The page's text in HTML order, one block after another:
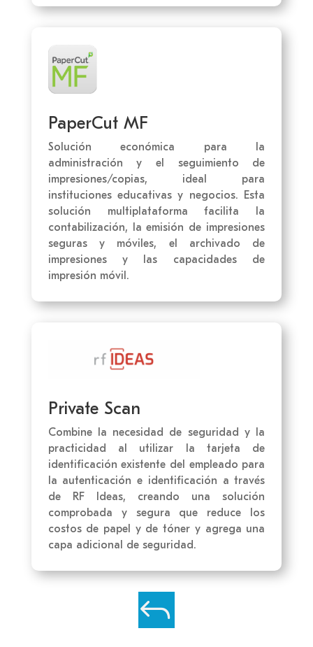
PaperCut MF
Solución económica para la
administración y el seguimiento de
impresiones/copias, ideal para
instituciones educativas y negocios. Esta
solución multiplataforma facilita la
contabilización, la emisión de impresiones
seguras y móviles, el archivado de
impresiones y las capacidades de
impresión móvil.
Private Scan
Combine la necesidad de seguridad y la
practicidad al utilizar la tarjeta de
identificación existente del empleado para
la autenticación e identificación a través
de RF Ideas, creando una solución
comprobada y segura que reduce los
costos de papel y de tóner y agrega una
capa adicional de seguridad.
J